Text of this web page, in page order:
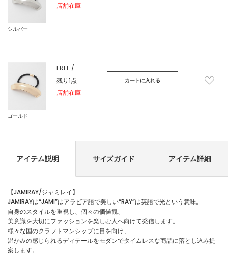
シルバー
店舗在庫
ゴールド
FREE /
残り1点
店舗在庫
カートに入れる
アイテム説明 サイズガイド アイテム詳細
【JAMIRAY/ジャミレイ】
JAMIRAYは“JAMI”はアラビア語で美しい“RAY”は英語で光という意味。
自身のスタイルを重視し、個々の価値観、
美意識を大切にファッションを楽しむ人へ向けて発信します。
様々な国のクラフトマンシップに目を向け、
温かみの感じられるディテールをモダンでタイムレスな商品に落とし込み提
案します。